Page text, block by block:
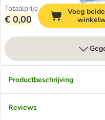
Totaalprijs
€ 0,00
Voeg
Productbeschrijving
Reviews